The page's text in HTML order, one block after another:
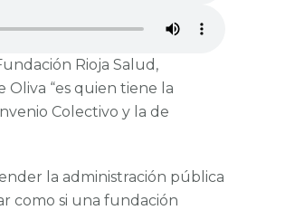
Rioja Salud,
“es quien tiene la
Colectivo y la de
la administración pública
como si una fundación